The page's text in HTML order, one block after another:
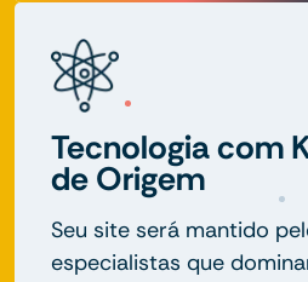
Tecnologia com
de Origem
Seu site será mantido
especialistas que